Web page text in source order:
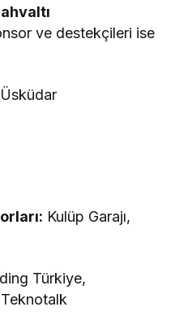
ve destekçileri ise
Kulüp Garajı,
Türkiye,